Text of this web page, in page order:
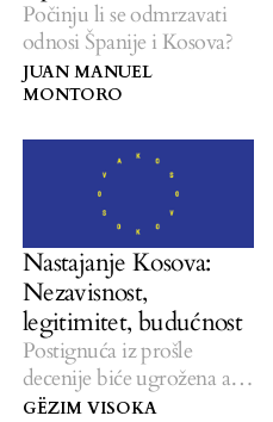
Počinju li se odmrzavati
odnosi Španije i Kosova?
JUAN MANUEL
MONTORO
Nastajanje Kosova:
Nezavisnost,
legitimitet, budućnost
Postignuća iz prošle
decenije biće ugrožena ako
politički lideri ne
GËZIM VISOKA